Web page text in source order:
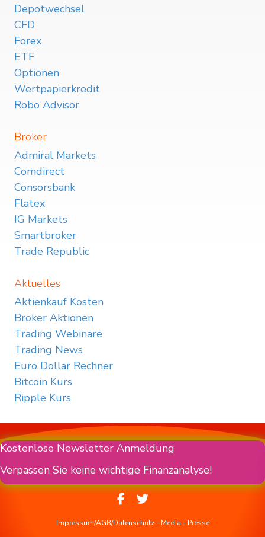
Depotwechsel
CFD
Forex
ETF
Optionen
Wertpapierkredit
Robo Advisor
Broker
Admiral Markets
Comdirect
Consorsbank
Flatex
IG Markets
Smartbroker
Trade Republic
Aktuelles
Aktienkauf Kosten
Broker Aktionen
Trading Webinare
Trading News
Euro Dollar Rechner
Bitcoin Kurs
Ripple Kurs
Kostenlose Newsletter Anmeldung
Verpassen Sie keine wichtige Finanzanalyse!
Impressum/AGB/Datenschutz- Media - Presse